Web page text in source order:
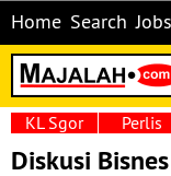
Home Search Jobs
KL Sgor Perlis
Diskusi